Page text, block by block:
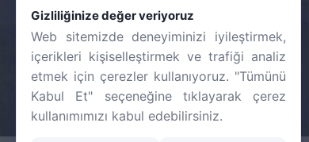
Gizliliğinize değer veriyoruz
Web sitemizde deneyiminizi iyileştirmek,
içerikleri kişiselleştirmek ve trafiği analiz
etmek için çerezler kullanıyoruz. "Tümünü
Kabul Et" seçeneğine tıklayarak çerez
kullanımımızı kabul edebilirsiniz.